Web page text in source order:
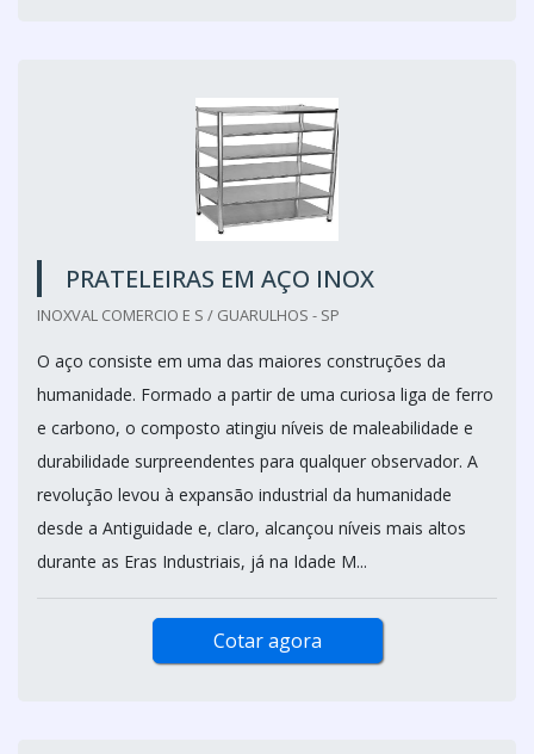
PRATELEIRAS EM AÇO INOX
INOXVAL COMERCIO E S / GUARULHOS - SP
O aço consiste em uma das maiores construções da
humanidade. Formado a partir de uma curiosa liga de ferro
e carbono, o composto atingiu níveis de maleabilidade e
durabilidade surpreendentes para qualquer observador. A
revolução levou à expansão industrial da humanidade
desde a Antiguidade e, claro, alcançou níveis mais altos
durante as Eras Industriais, já na Idade M...
Cotar agora